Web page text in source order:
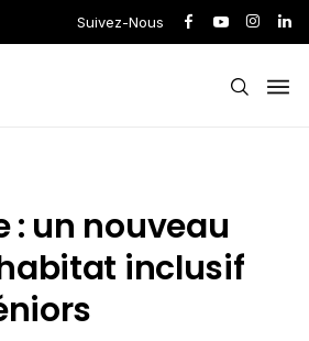
Suivez-Nous
: un nouveau
inclusif